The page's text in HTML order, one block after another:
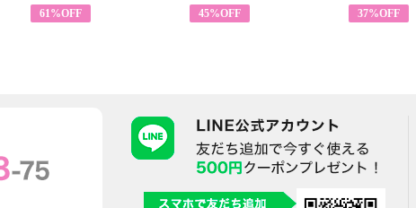
61%OFF
45%OFF
37%OFF